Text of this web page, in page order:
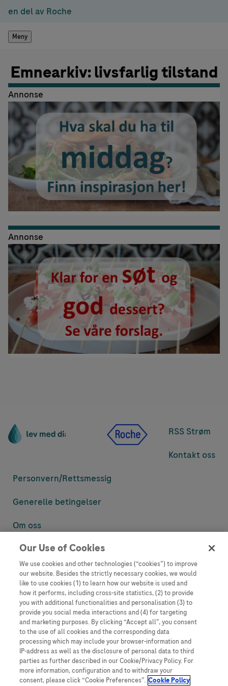
en del av Roche
Meny
Emnearkiv: livsfarlig tilstand
Annonse
Annonse
RSS Strøm
Kontakt oss
Personvern/Rettsmessig
Generelle betingelser
Om oss
Denne nettsiden inneholder informasjon som er målsatt til en stor
informasjon som ellers ikke er tilgjengelig eller gyldig i ditt land.
Vennligst vær oppmerksom på at vi ikke tar noe ansvar for tilgang til
informasjon som muligens ikke er i samsvar med noen gyldig juridisk
prosess, regulering, registrering eller bruk i bostedslandet ditt.
Roche har ikke alltid mulighet til å kvalitetssikre andres innlegg, men
vil fjerne villedende eller upassende innlegg så langt det lar seg gjøre.
Vi har ikke ansvar for innhold på eksterne nettsider som det lenkes til.
Kopiering av materiale fra dette nettstedet for bruk annet sted er ikke
tillatt uten avtale. Nettstedet selger plass til annonsører, og slikt
innhold er merket.
Dette nettstedet er ikke beregnet for å rapportere bivirkninger eller
Our Use of Cookies
We use cookies and other technologies (“cookies”) to improve
our website. Besides the strictly necessary cookies, we would
like to use cookies (1) to learn how our website is used and
how it performs, including cross-site statistics, (2) to provide
you with additional functionalities and personalisation (3) to
provide you social media interactions and (4) for targeting
and marketing purposes. By clicking “Accept all”, you consent
to the use of all cookies and the corresponding data
processing which may include your browser-information and
IP-address as well as the disclosure of personal data to third
parties as further described in our Cookie/Privacy Policy. For
more information, configuration and to withdraw your
consent, please click “Cookie Preferences”. Cookie Policy